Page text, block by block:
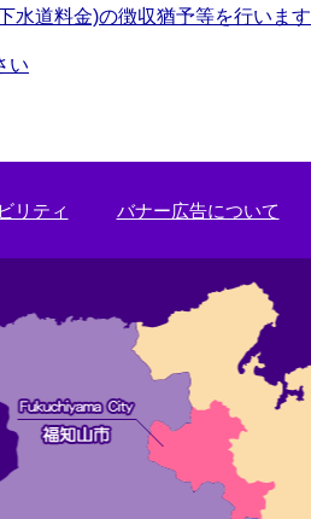
水道料金)の徴収猶予等を行います
い
リティ バナー広告について